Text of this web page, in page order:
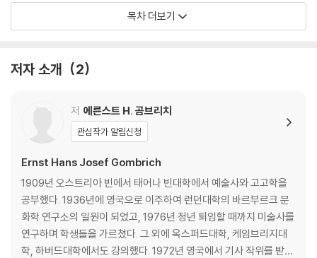
5. 공식과 경험
7. 환영의 조건
4부 고안과 발견
9. 미술에서의 시각의 분석
10. 캐리커처의 실험
11. 재현에서 표현으로
회고
주(註)
주요 참고문헌
목차 더보기
저자 소개 2
저 에른스트 H. 곰브리치
관심작가 알림신청
Ernst Hans Josef Gombrich
1909년 오스트리아 빈에서 태어나 빈대학에서 예술사와 고고학을
공부했다. 1936년에 영국으로 이주하여 런던대학의 바르부르크 문
화학 연구소의 일원이 되었고, 1976년 정년 퇴임할 때까지 미술사를
연구하며 학생들을 가르쳤다. 그 외에 옥스퍼드대학, 케임브리지대
학, 하버드대학에서도 강의했다. 1972년 영국에서 기사 작위를 받았